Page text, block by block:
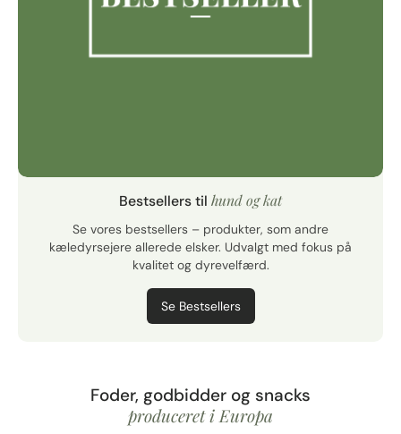
Bestsellers til hund og kat
Se vores bestsellers – produkter, som andre
kæledyrsejere allerede elsker. Udvalgt med fokus på
kvalitet og dyrevelfærd.
Se Bestsellers
Foder, godbidder og snacks
produceret i Europa